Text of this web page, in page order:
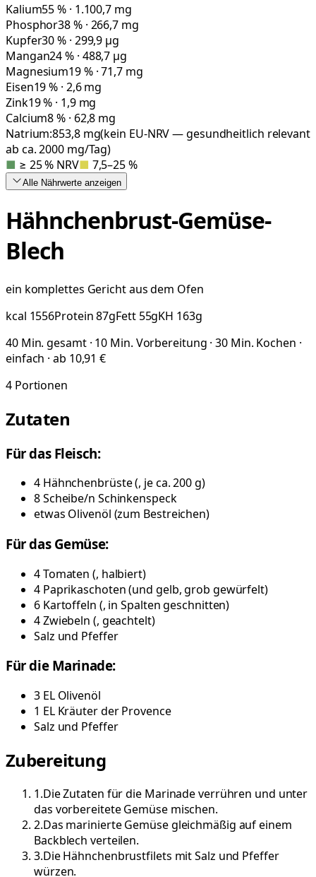
Kalium55 % · 1.100,7 mg
Phosphor38 % · 266,7 mg
Kupfer30 % · 299,9 µg
Mangan24 % · 488,7 µg
Magnesium19 % · 71,7 mg
Eisen19 % · 2,6 mg
Zink19 % · 1,9 mg
Calcium8 % · 62,8 mg
Natrium:853,8mg(kein EU-NRV — gesundheitlich relevant
ab ca. 2000 mg/Tag)
■ ≥ 25 % NRV■ 7,5–25 %
Alle Nährwerte anzeigen
Hähnchenbrust-Gemüse-
Blech
ein komplettes Gericht aus dem Ofen
kcal 1556Protein87gFett 55gKH 163g
40 Min. gesamt · 10 Min. Vorbereitung · 30 Min. Kochen ·
einfach · ab 10,91 €
4 Portionen
Zutaten
Für das Fleisch:
4 Hähnchenbrüste(, je ca. 200 g)
8Scheibe/n Schinkenspeck
etwas Olivenöl (zum Bestreichen)
Für das Gemüse:
4Tomaten (, halbiert)
4 Paprikaschoten(und gelb, grob gewürfelt)
6 Kartoffeln (, in Spalten geschnitten)
4Zwiebeln (, geachtelt)
Salz und Pfeffer
Für die Marinade:
3 EL Olivenöl
1 EL Kräuter der Provence
Salz und Pfeffer
Zubereitung
1.Die Zutaten für die Marinade verrühren und unter
das vorbereitete Gemüse mischen.
2.Das marinierte Gemüse gleichmäßig auf einem
Backblech verteilen.
3.Die Hähnchenbrustfilets mit Salz und Pfeffer
würzen.